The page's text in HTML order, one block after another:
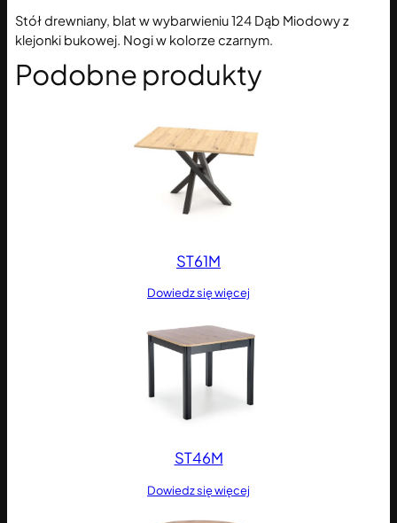
Stół drewniany, blat w wybarwieniu 124 Dąb Miodowy z
klejonki bukowej. Nogi w kolorze czarnym.
Podobne produkty
ST61M
Dowiedz się więcej
ST46M
Dowiedz się więcej